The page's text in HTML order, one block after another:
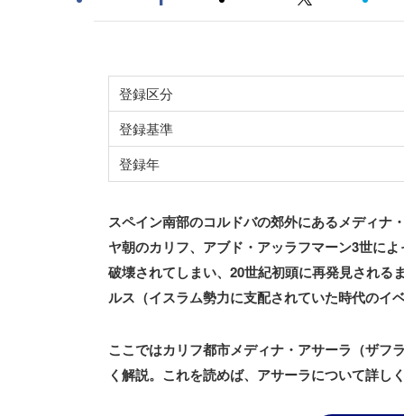
登録区分
登録基準
登録年
スペイン南部のコルドバの郊外にあるメディナ
ヤ朝のカリフ、アブド・アッラフマーン3世に
破壊されてしまい、20世紀初頭に再発見される
ルス（イスラム勢力に支配されていた時代のイ
ここではカリフ都市メディナ・アサーラ（ザフ
く解説。これを読めば、アサーラについて詳し